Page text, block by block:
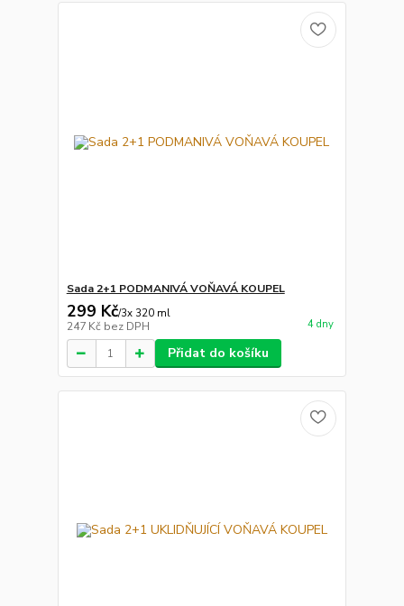
Sada 2+1 PODMANIVÁ VOŇAVÁ KOUPEL
299 Kč/3x 320 ml
247 Kč bez DPH 4 dny
Přidat do košíku